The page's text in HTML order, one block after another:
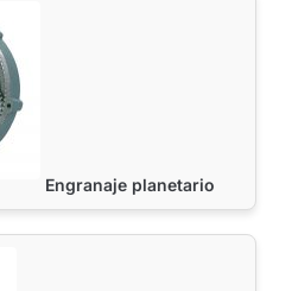
Engranaje planetario